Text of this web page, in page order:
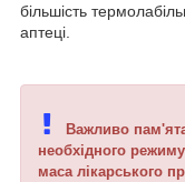
більшість
аптеці.
Важливо
необхідного
маса лікарського